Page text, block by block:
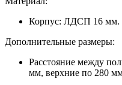
Корпус: ЛДСП 16 мм.
Дополнительные размеры:
Расстояние между
мм, верхние по 280